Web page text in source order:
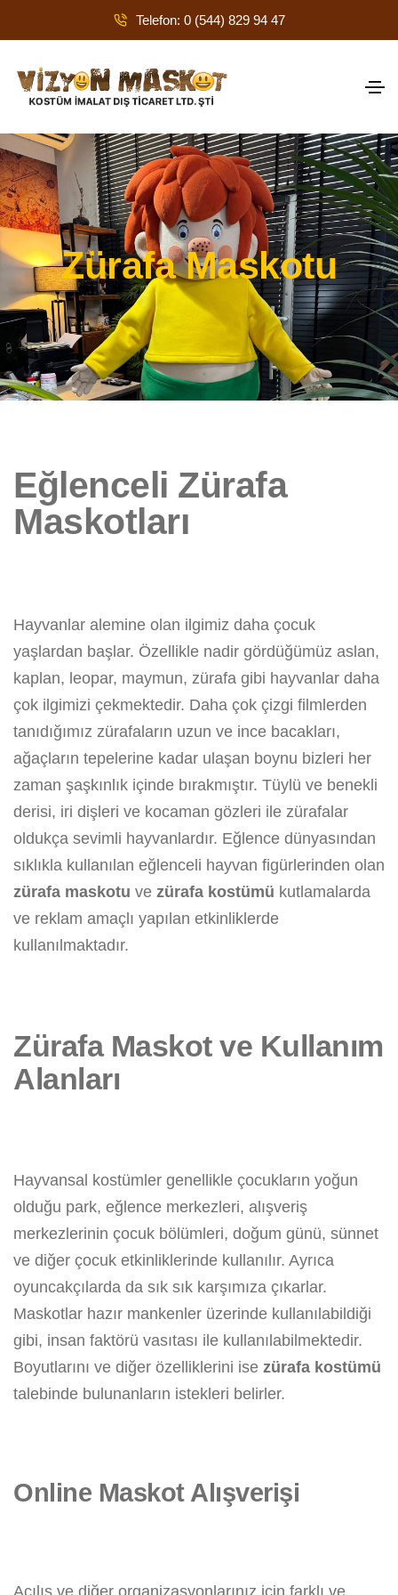
Telefon: 0 (544) 829 94 47
Zürafa Maskotu
Eğlenceli Zürafa
Maskotları
Hayvanlar alemine olan ilgimiz daha çocuk
yaşlardan başlar. Özellikle nadir gördüğümüz aslan,
kaplan, leopar, maymun, zürafa gibi hayvanlar daha
çok ilgimizi çekmektedir. Daha çok çizgi filmlerden
tanıdığımız zürafaların uzun ve ince bacakları,
ağaçların tepelerine kadar ulaşan boynu bizleri her
zaman şaşkınlık içinde bırakmıştır. Tüylü ve benekli
derisi, iri dişleri ve kocaman gözleri ile zürafalar
oldukça sevimli hayvanlardır. Eğlence dünyasından
sıklıkla kullanılan eğlenceli hayvan figürlerinden olan
zürafa maskotu ve zürafa kostümü kutlamalarda
ve reklam amaçlı yapılan etkinliklerde
kullanılmaktadır.
Zürafa Maskot ve Kullanım
Alanları
Hayvansal kostümler genellikle çocukların yoğun
olduğu park, eğlence merkezleri, alışveriş
merkezlerinin çocuk bölümleri, doğum günü, sünnet
ve diğer çocuk etkinliklerinde kullanılır. Ayrıca
oyuncakçılarda da sık sık karşımıza çıkarlar.
Maskotlar hazır mankenler üzerinde kullanılabildiği
gibi, insan faktörü vasıtası ile kullanılabilmektedir.
Boyutlarını ve diğer özelliklerini ise zürafa kostümü
talebinde bulunanların istekleri belirler.
Online Maskot Alışverişi
Açılış ve diğer organizasyonlarınız için farklı ve